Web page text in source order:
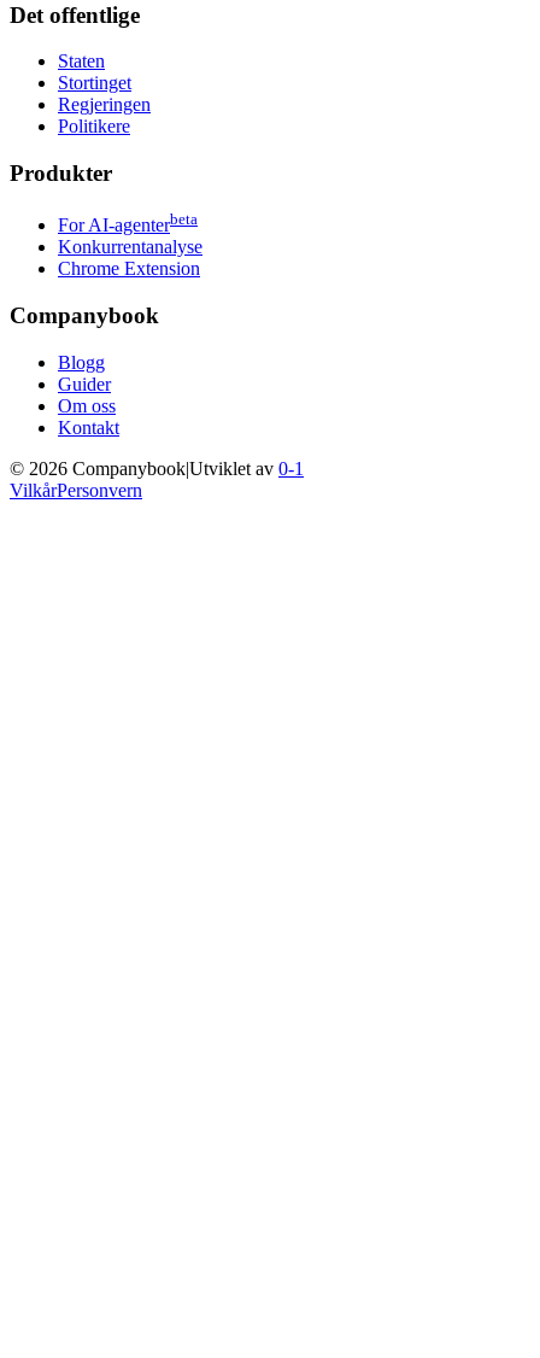
Det offentlige
Staten
Stortinget
Regjeringen
Politikere
Produkter
For AI-agenterbeta
Konkurrentanalyse
Chrome Extension
Companybook
Blogg
Guider
Om oss
Kontakt
© 2026 Companybook|Utviklet av 0-1
VilkårPersonvern